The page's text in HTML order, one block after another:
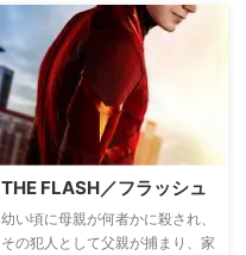
はずのホストたちが次第に自我に
目覚め、人間に牙をむく…。
THE FLASH／フラッシュ
幼い頃に母親が何者かに殺され、
その犯人として父親が捕まり、家